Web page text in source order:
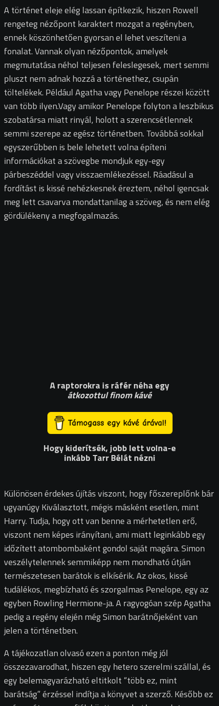
A történet eleje elég lassan építkezik, hiszen Rowell
rengeteg nézőpont karaktert mozgat a regényben,
ennek köszönhetően gyorsan el lehet veszíteni a
fonalat. Vannak olyan nézőpontok, amelyek
megmutatása néhol teljesen feleslegesek, mert semmi
pluszt nem adnak hozzá a történethez, csupán
töltelékek. Például Agatha vagy Penelope részei között
van több ilyen.Vagy amikor Penelope folyton a leszbikus
szobatársa miatt rinyál, holott a szerencsétlennek
semmi szerepe az egész történetben. Továbbá sokkal
egyszerűbben is bele lehetett volna építeni
információkat a szövegbe mondjuk egy-egy
párbeszéddel vagy visszaemlékezéssel. Ráadásul a
fordítást is kissé nehézkesnek éreztem, néhol igencsak
meg lett csavarva mondattanilag a szöveg, és nem elég
gördülékeny a megfogalmazás.
A raptorokra is ráfér néha egy
átkozottul finom kávé
Hogy kiderítsék, jobb lett volna-e
inkább Tarr Bélát nézni
Különösen érdekes újítás viszont, hogy főszereplőnk bár
ugyanúgy Kiválasztott, mégis másként esetlen, mint
Harry. Tudja, hogy ott van benne a mérhetetlen erő,
viszont nem képes irányítani, ami miatt leginkább egy
időzített atombombaként gondol saját magára. Simon
veszélytelennek semmiképp nem mondható útján
természetesen barátok is elkísérik. Az okos, kissé
tudálékos, megbízható és szorgalmas Penelope, egy az
egyben Rowling Hermione-ja. A ragyogóan szép Agatha
pedig a regény elején még Simon barátnőjeként van
jelen a történetben.
A tájékozatlan olvasó ezen a ponton még jól
összezavarodhat, hiszen egy hetero szerelmi szállal, és
egy belemagyarázható eltitkolt “több ez, mint
barátság” érzéssel indítja a könyvet a szerző. Később ez